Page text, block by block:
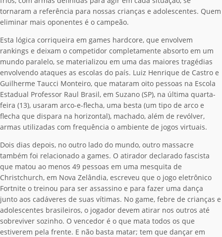
tornaram a referência para nossas crianças e adolescentes. Quem
eliminar mais oponentes é o campeão.
Esta lógica corriqueira em games hardcore, que envolvem
rankings e deixam o competidor completamente absorto em um
mundo paralelo, se materializou em uma das maiores tragédias
envolvendo ataques as escolas do país. Luiz Henrique de Castro e
Guilherme Taucci Monteiro, que mataram oito pessoas na Escola
Estadual Professor Raul Brasil, em Suzano (SP), na última quarta-
feira (13), usaram arco-e-flecha, uma besta (um tipo de arco e
flecha que dispara na horizontal), machado, além de revólver,
armas utilizadas com frequência o ambiente de jogos virtuais.
Dois dias depois, no outro lado do mundo, outro massacre
também foi relacionado a games. O atirador declarado fascista
que matou ao menos 49 pessoas em uma mesquita de
Christchurch, em Nova Zelândia, escreveu que o jogo eletrônico
Fortnite o treinou para ser assassino e para fazer uma dança
junto aos cadáveres de suas vítimas. No game, febre de crianças e
adolescentes brasileiros, o jogador devem atirar nos outros até
sobreviver sozinho. O vencedor é o que mata todos os que
estiverem pela frente. E não basta matar; tem que dançar em